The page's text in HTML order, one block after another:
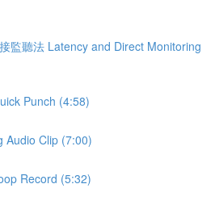
監聽法 Latency and Direct Monitoring
Punch (4:58)
Audio Clip (7:00)
Record (5:32)